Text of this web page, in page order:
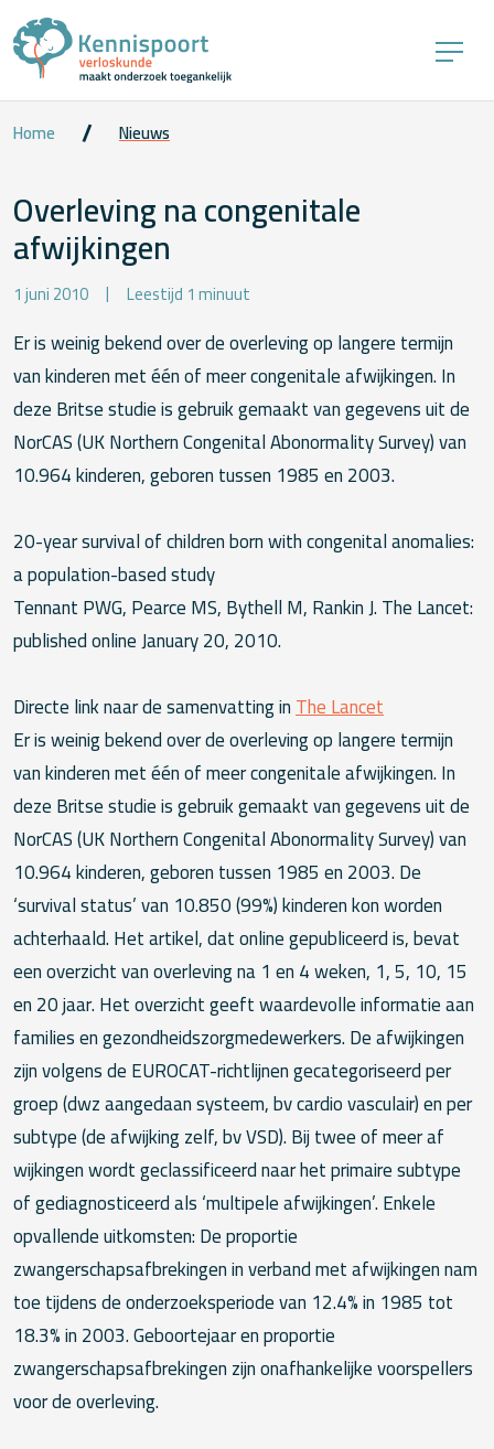
Home Nieuws
Overleving na congenitale
afwijkingen
1 juni 2010 Leestijd 1 minuut
Er is weinig bekend over de overleving op langere termijn
van kinderen met één of meer congenitale afwijkingen. In
deze Britse studie is gebruik gemaakt van gegevens uit de
NorCAS (UK Northern Congenital Abonormality Survey) van
10.964 kinderen, geboren tussen 1985 en 2003.
20-year survival of children born with congenital anomalies:
a population-based study
Tennant PWG, Pearce MS, Bythell M, Rankin J. The Lancet:
published online January 20, 2010.
Directe link naar de samenvatting inThe Lancet
Er is weinig bekend over de overleving op langere termijn
van kinderen met één of meer congenitale afwijkingen. In
deze Britse studie is gebruik gemaakt van gegevens uit de
NorCAS (UK Northern Congenital Abonormality Survey) van
10.964 kinderen, geboren tussen 1985 en 2003. De
‘survival status’ van 10.850 (99%) kinderen kon worden
achterhaald. Het artikel, dat online gepubliceerd is, bevat
een overzicht van overleving na 1 en 4 weken, 1, 5, 10, 15
en 20 jaar. Het overzicht geeft waardevolle informatie aan
families en gezondheidszorgmedewerkers. De afwijkingen
zijn volgens de EUROCAT-richtlijnen gecategoriseerd per
groep (dwz aangedaan systeem, bv cardio vasculair) en per
subtype (de afwijking zelf, bv VSD). Bij twee of meer af
wijkingen wordt geclassificeerd naar het primaire subtype
of gediagnosticeerd als ‘multipele afwijkingen’. Enkele
opvallende uitkomsten: De proportie
zwangerschapsafbrekingen in verband met afwijkingen nam
toe tijdens de onderzoeksperiode van 12.4% in 1985 tot
18.3% in 2003. Geboortejaar en proportie
zwangerschapsafbrekingen zijn onafhankelijke voorspellers
voor de overleving.